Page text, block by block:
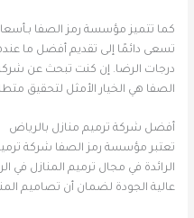
كما تتميز مؤسسة رمز الصفا
تسعى دائمًا إلى تقديم أفضل ما
درجات الرضا. إن كنت تبحث عن
الصفا هي الخيار الأمثل لتحقيق
أفضل شركة ترميم منازل بالرياض
تعتبر مؤسسة رمز الصفا شركة
الرائدة في مجال ترميم المنازل
عالية الجودة لضمان أن تصاميم